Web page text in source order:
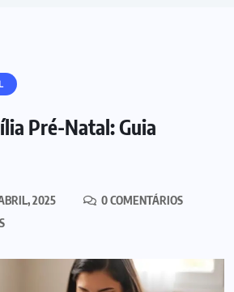
Pré-Natal: Guia
2025
0 COMENTÁRIOS